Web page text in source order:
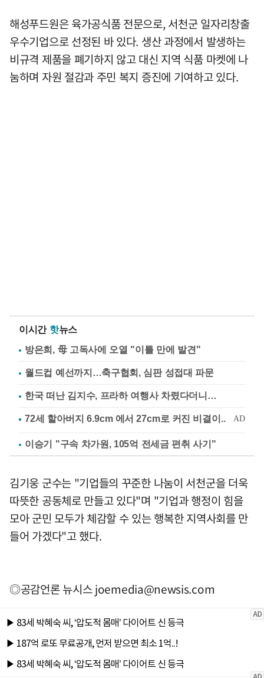
해성푸드원은 육가공식품 전문으로, 서천군 일자리창출
우수기업으로 선정된 바 있다. 생산 과정에서 발생하는
비규격 제품을 폐기하지 않고 대신 지역 식품 마켓에 나
눔하며 자원 절감과 주민 복지 증진에 기여하고 있다.
이시간 핫뉴스
방은희, 母 고독사에 오열 "이틀 만에 발견"
월드컵 예선까지…축구협회, 심판 성접대 파문
한국 떠난 김지수, 프라하 여행사 차렸다더니…
이승기 "구속 차가원, 105억 전세금 편취 사기"
김기웅 군수는 "기업들의 꾸준한 나눔이 서천군을 더욱
따뜻한 공동체로 만들고 있다"며 "기업과 행정이 힘을
모아 군민 모두가 체감할 수 있는 행복한 지역사회를 만
들어 가겠다"고 했다.
◎공감언론 뉴시스joemedia@newsis.com